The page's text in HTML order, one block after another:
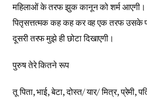
महिलाओं के तरफ झुक कानून को शर्म आएगी।
पितृसत्तत्मक कह कह कर वह एक तरफ उसके
दूसरी तरफ मुझे ही छोटा दिखाएगी।
पुरुष तेरे कितने रूप
तू पिता, भाई, बेटा, दोस्त/ यार/ मित्र, प्रेमी,